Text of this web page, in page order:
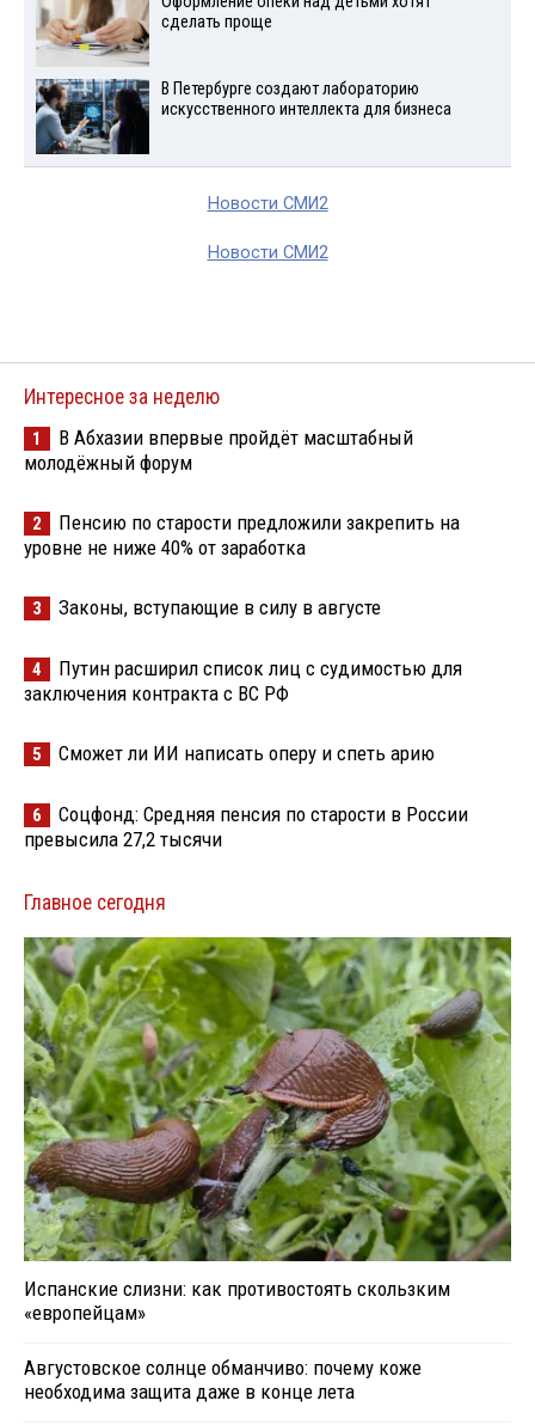
сделать проще
В Петербурге создают лабораторию
искусственного интеллекта для бизнеса
Новости СМИ2
Новости СМИ2
Интересное за неделю
1
В Абхазии впервые пройдёт масштабный
молодёжный форум
2
Пенсию по старости предложили закрепить на
уровне не ниже 40% от заработка
3 Законы, вступающие в силу в августе
4
Путин расширил список лиц с судимостью для
заключения контракта с ВС РФ
5 Сможет ли ИИ написать оперу и спеть арию
6
Соцфонд: Средняя пенсия по старости в России
превысила 27,2 тысячи
Главное сегодня
Испанские слизни: как противостоять скользким
«европейцам»
Августовское солнце обманчиво: почему коже
необходима защита даже в конце лета